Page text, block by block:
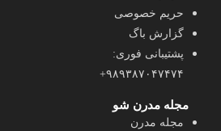
حریم خصوصی
گزارش باگ
پشتیبانی فوری:
۹۸۹۳۸۷۰۴۷۴۷۴+
مجله مدرن شو
مجله مدرن